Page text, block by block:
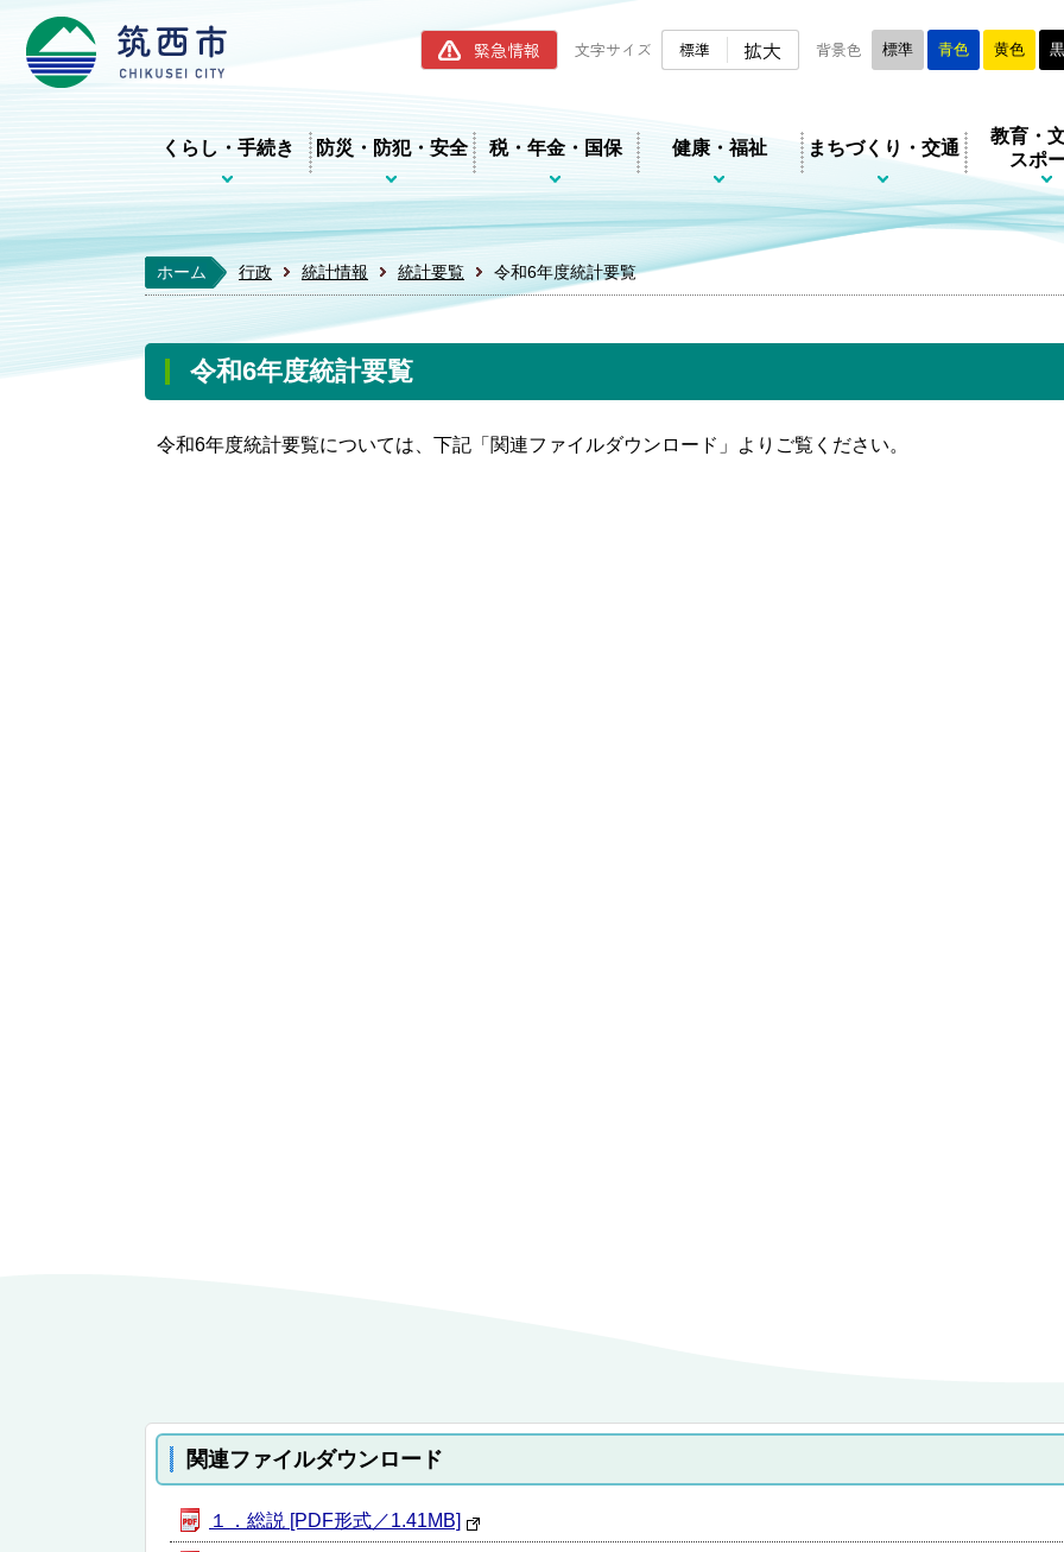
筑西市ホームページ
緊急情報 文字サイズ 標準 拡大 背景色 標準 青色 黄色
くらし・手続き 防災・防犯・安全 税・年金・国保 健康・福祉 まちづくり・交通
教育・
スポ
ホーム 行政 統計情報 統計要覧 令和6年度統計要覧
令和6年度統計要覧
令和6年度統計要覧については、下記「関連ファイルダウンロード」よりご覧ください。
関連ファイルダウンロード
１．総説 [PDF形式／1.41MB]